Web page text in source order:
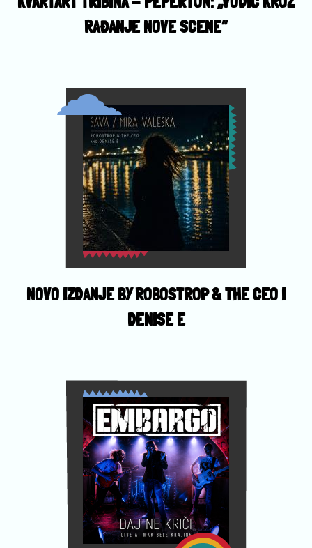
RAĐANJE NOVE SCENE”
NOVO IZDANJE BY ROBOSTROP & THE CEO I
DENISE E